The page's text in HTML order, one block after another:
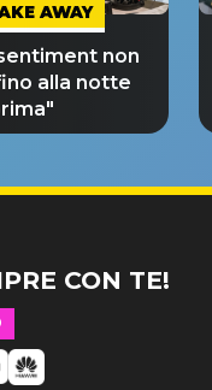
AWAY
non
alla notte
CON TE!